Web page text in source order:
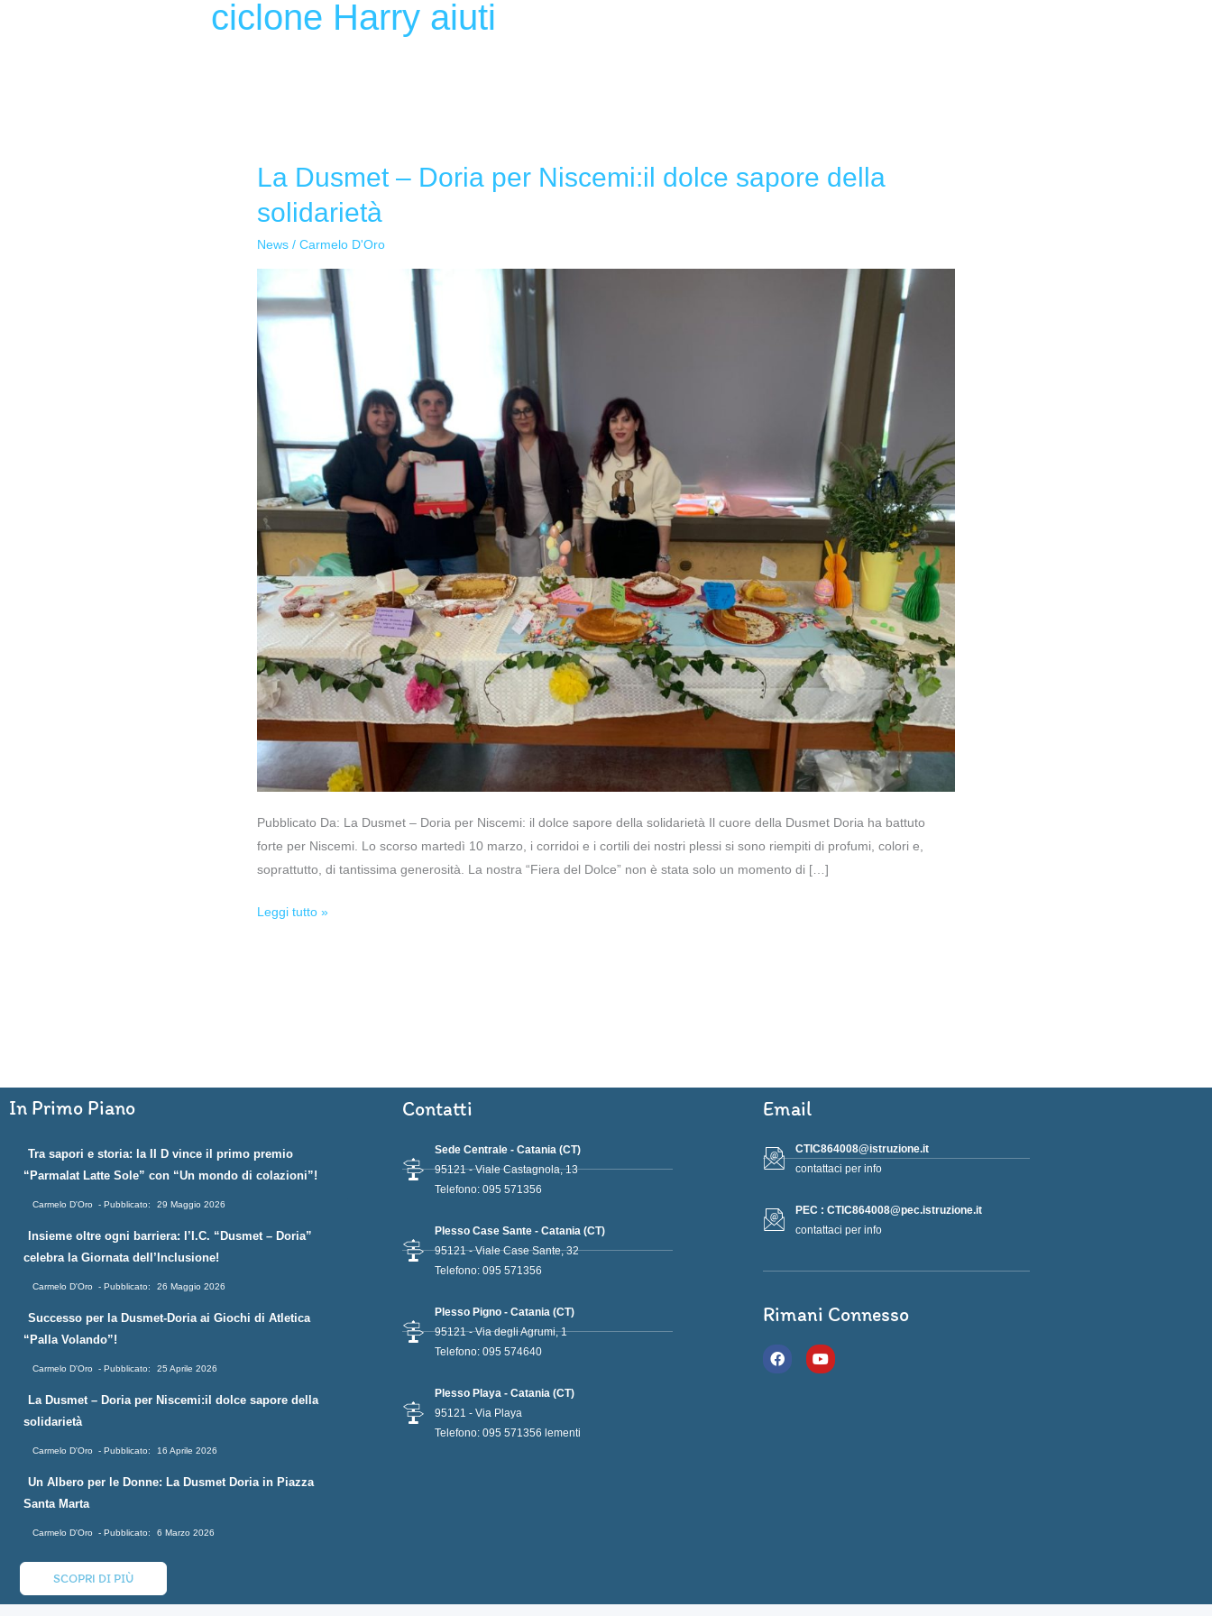
ciclone Harry aiuti
La Dusmet – Doria per Niscemi:il dolce sapore della
solidarietà
News /Carmelo D'Oro
Pubblicato Da: La Dusmet – Doria per Niscemi: il dolce sapore della solidarietà Il cuore della Dusmet Doria ha battuto
forte per Niscemi. Lo scorso martedì 10 marzo, i corridoi e i cortili dei nostri plessi si sono riempiti di profumi, colori e,
soprattutto, di tantissima generosità. La nostra “Fiera del Dolce” non è stata solo un momento di […]
La
–
Doria
dolce
sapore
della
solidarietà
Leggi tutto »
In Primo Piano
Tra sapori e storia: la II D vince il primo premio
“Parmalat Latte Sole” con “Un mondo di colazioni”!
Carmelo D'Oro 29 Maggio 2026
Insieme oltre ogni barriera: l’I.C. “Dusmet – Doria”
celebra la Giornata dell’Inclusione!
Carmelo D'Oro 26 Maggio 2026
Successo per la Dusmet-Doria ai Giochi di Atletica
“Palla Volando”!
Carmelo D'Oro 25 Aprile 2026
La Dusmet – Doria per Niscemi:il dolce sapore della
solidarietà
Carmelo D'Oro 16 Aprile 2026
Un Albero per le Donne: La Dusmet Doria in Piazza
Santa Marta
Carmelo D'Oro 6 Marzo 2026
SCOPRI DI PIÙ
Contatti
Sede Centrale - Catania (CT)
95121 - Viale Castagnola, 13
Telefono: 095 571356
Plesso Case Sante - Catania (CT)
95121 - Viale Case Sante, 32
Telefono: 095 571356
Plesso Pigno - Catania (CT)
95121 - Via degli Agrumi, 1
Telefono: 095 574640
Plesso Playa - Catania (CT)
95121 - Via Playa
Telefono: 095 571356 lementi
Email
CTIC864008@istruzione.it
contattaci per info
PEC : CTIC864008@pec.istruzione.it
contattaci per info
Rimani Connesso
F
a
Y
o